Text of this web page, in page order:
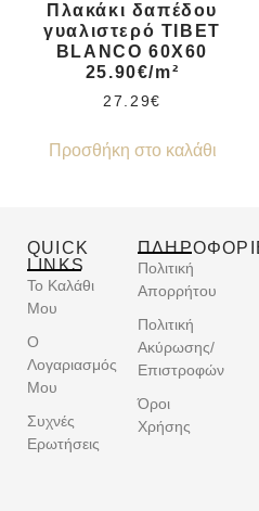
Πλακάκι δαπέδου
γυαλιστερό TIBET
BLANCO 60X60
25.90€/m²
27.29€
Προσθήκη στο καλάθι
QUICK
LINKS
Το Καλάθι
Μου
Ο
Λογαριασμός
Μου
Συχνές
Ερωτήσεις
Πολιτική
Απορρήτου
Πολιτική
Ακύρωσης/
Επιστροφών
Όροι
Χρήσης